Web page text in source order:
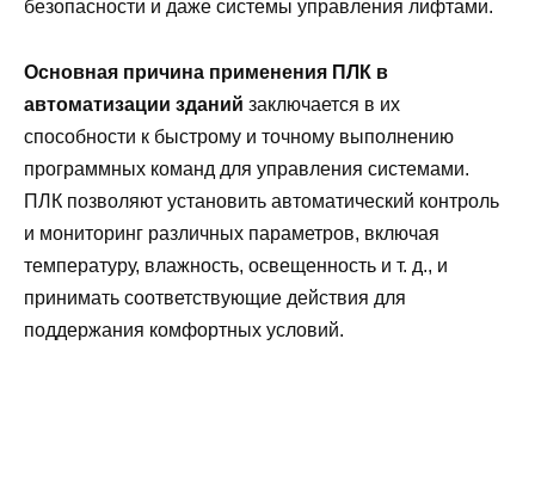
безопасности и даже системы управления лифтами.
Основная причина применения ПЛК в
автоматизации зданий заключается в их
способности к быстрому и точному выполнению
программных команд для управления системами.
ПЛК позволяют установить автоматический контроль
и мониторинг различных параметров, включая
температуру, влажность, освещенность и т. д., и
принимать соответствующие действия для
поддержания комфортных условий.